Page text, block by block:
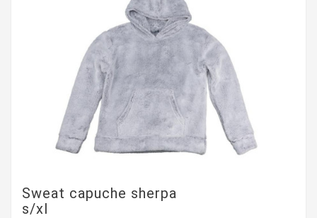
Sweat capuche sherpa
s/xl